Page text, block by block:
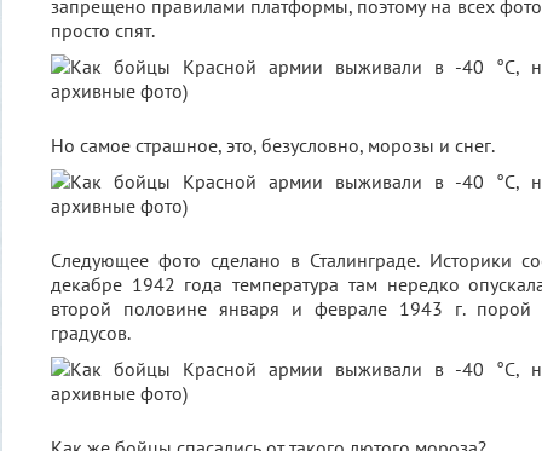
запрещено правилами платформы, поэтому на всех
просто спят.
Но самое страшное, это, безусловно, морозы и снег.
Следующее фото сделано в Сталинграде. Историки
декабре 1942 года температура там нередко
второй половине января и феврале 1943 г.
градусов.